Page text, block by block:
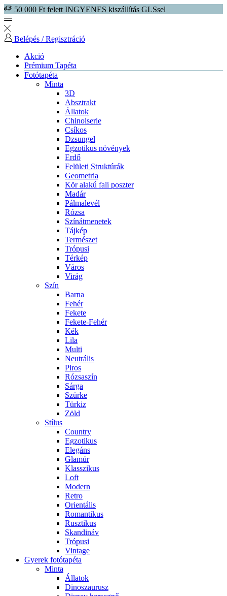
50 000 Ft felett INGYENES kiszállítás GLSsel
Belépés / Regisztráció
Akció
Prémium Tapéta
Fotótapéta
Minta
3D
Absztrakt
Állatok
Chinoiserie
Csíkos
Dzsungel
Egzotikus növények
Erdő
Felületi Struktúrák
Geometria
Kör alakú fali poszter
Madár
Pálmalevél
Rózsa
Színátmenetek
Tájkép
Természet
Trópusi
Térkép
Város
Virág
Szín
Barna
Fehér
Fekete
Fekete-Fehér
Kék
Lila
Multi
Neutrális
Piros
Rózsaszín
Sárga
Szürke
Türkiz
Zöld
Stílus
Country
Egzotikus
Elegáns
Glamúr
Klasszikus
Loft
Modern
Retro
Orientális
Romantikus
Rusztikus
Skandináv
Trópusi
Vintage
Gyerek fotótapéta
Minta
Állatok
Dinoszaurusz